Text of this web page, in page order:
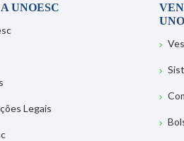
UNOESC
Legais